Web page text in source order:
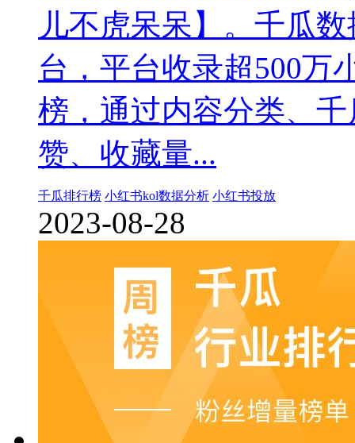
儿不虎呆呆】。千瓜
台，平台收录超500万
榜，通过内容分类、
赞、收藏量...
千瓜排行榜 小红书kol数据分析 小红书投放
2023-08-28